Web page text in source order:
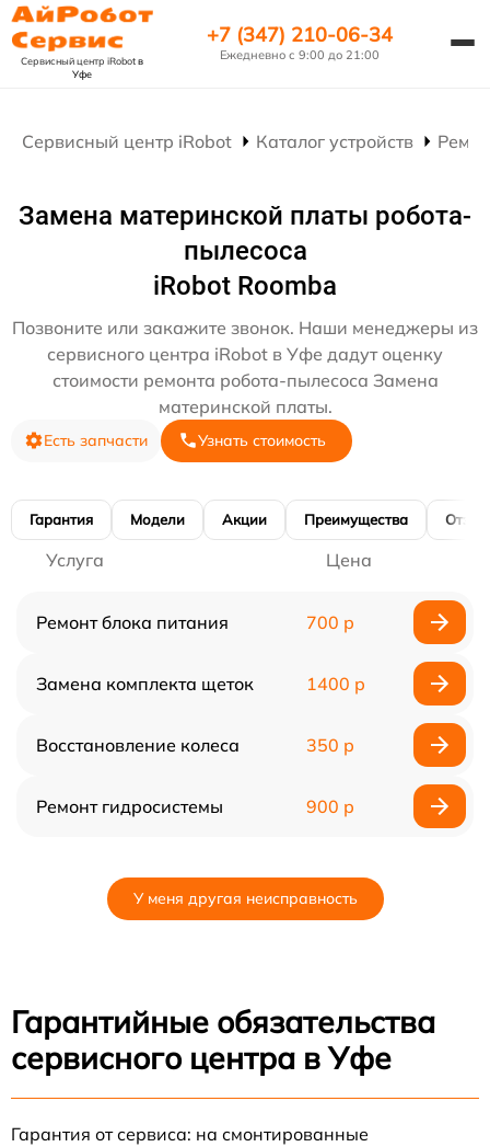
Сервисный центр iRobotв
Уфе
+7 (347) 210-06-34
Ежедневно с 9:00 до 21:00
Сервисный центр iRobot Каталог устройств
Замена материнской платы робота-
пылесоса
iRobot Roomba
Позвоните или закажите звонок. Наши менеджеры из
сервисного центра iRobot в Уфе дадут оценку
стоимости ремонта робота-пылесоса Замена
материнской платы.
Есть запчасти Узнать стоимость
Гарантия Модели Акции Преимущества
Услуга Цена
Ремонт блока питания 700 р
Замена комплекта щеток 1400 р
Восстановление колеса 350 р
Ремонт гидросистемы 900 р
У меня другая неисправность
Гарантийные обязательства
сервисного центра в Уфе
Гарантия от сервиса: на смонтированные